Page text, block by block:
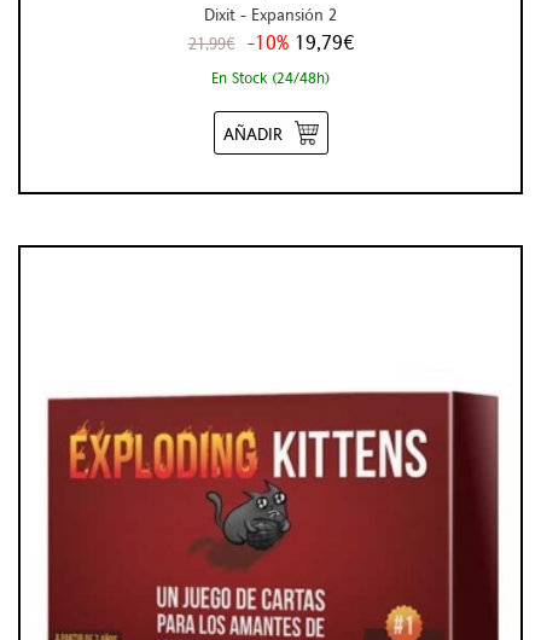
Dixit - Expansión 2
21,99€ -10% 19,79€
En Stock (24/48h)
AÑADIR